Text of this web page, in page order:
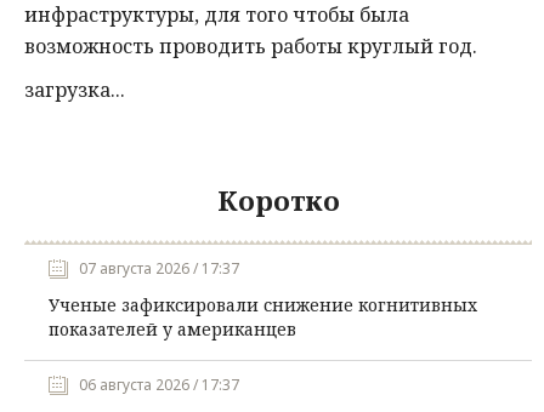
инфраструктуры, для того чтобы была
возможность проводить работы круглый год.
загрузка...
Коротко
07 августа 2026 / 17:37
Ученые зафиксировали снижение когнитивных
показателей у американцев
06 августа 2026 / 17:37